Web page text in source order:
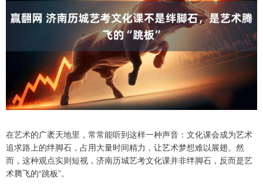
在艺术的广袤天地里，常常能听到这样一种声音：文化课会成为艺术
追求路上的绊脚石，占用大量时间精力，让艺术梦想难以展翅。然
而，这种观点实则短视，济南历城艺考文化课并非绊脚石，反而是艺
术腾飞的“跳板”。